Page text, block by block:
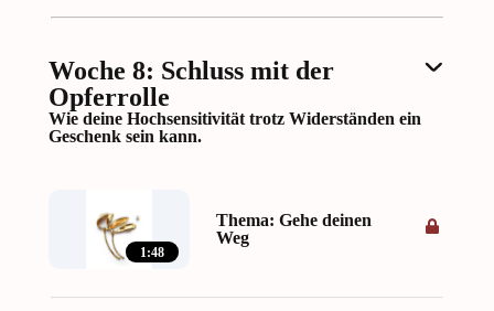
Woche 8: Schluss mit der
Opferrolle
Wie deine Hochsensitivität trotz Widerständen ein
Geschenk sein kann.
1:48
Thema: Gehe deinen
Weg